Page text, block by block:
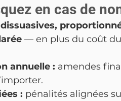
en cas de
dissuasives,
— en plus du coût
annuelle : amendes
: pénalités alignées